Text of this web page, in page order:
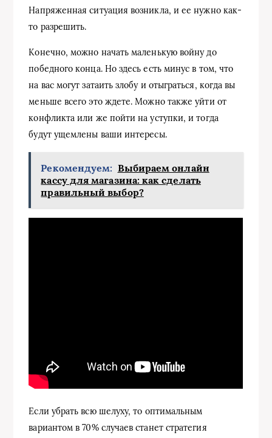
Напряженная ситуация возникла, и ее нужно как-
то разрешить.
Конечно, можно начать маленькую войну до
победного конца. Но здесь есть минус в том, что
на вас могут затаить злобу и отыграться, когда вы
меньше всего это ждете. Можно также уйти от
конфликта или же пойти на уступки, и тогда
будут ущемлены ваши интересы.
Рекомендуем: Выбираем онлайн
кассу для магазина: как сделать
правильный выбор?
Если убрать всю шелуху, то оптимальным
вариантом в 70% случаев станет стратегия